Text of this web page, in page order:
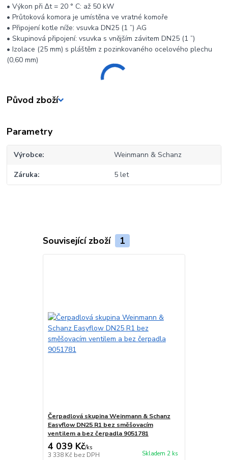
• Výkon při ∆t = 20 ° C: až 50 kW
• Průtoková komora je umístěna ve vratné komoře
• Připojení kotle níže: vsuvka DN25 (1 ”) AG
• Skupinová připojení: vsuvka s vnějším závitem DN25 (1 ”)
• Izolace (25 mm) s pláštěm z pozinkovaného ocelového plechu
(0,60 mm)
Původ zboží
Parametry
Výrobce Weinmann & Schanz
Záruka 5 let
Související zboží 1
Čerpadlová skupina Weinmann & Schanz
Easyflow DN25 R1 bez směšovacím
ventilem a bez čerpadla 9051781
4 039 Kč/ks
3 338 Kč bez DPH Skladem 2 ks